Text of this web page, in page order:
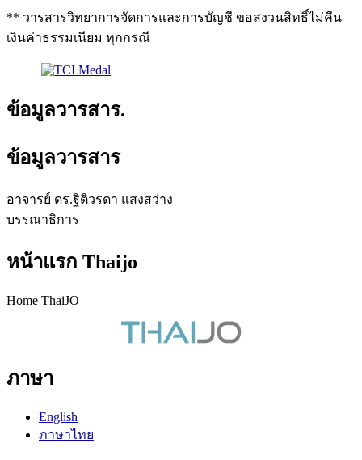
** วารสารวิทยาการจัดการและการบัญชี ขอสงวนสิทธิ์ไม่คืน
เงินค่าธรรมเนียม ทุกกรณี
ข้อมูลวารสาร.
ข้อมูลวารสาร
อาจารย์ ดร.ฐิติวรดา แสงสว่าง
บรรณาธิการ
หน้าแรก Thaijo
Home ThaiJO
ภาษา
English
ภาษาไทย